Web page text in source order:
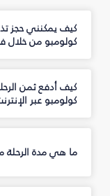
كيف يمكنني حجز
كولومبو من خلال
كيف أدفع ثمن
كولومبو عبر
ما هي مدة الرحلة